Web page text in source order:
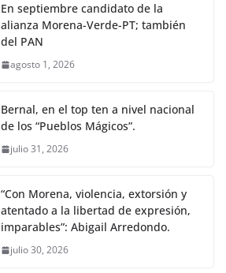
En septiembre candidato de la
alianza Morena-Verde-PT; también
del PAN
agosto 1, 2026
Bernal, en el top ten a nivel nacional
de los “Pueblos Mágicos”.
julio 31, 2026
“Con Morena, violencia, extorsión y
atentado a la libertad de expresión,
imparables”: Abigail Arredondo.
julio 30, 2026